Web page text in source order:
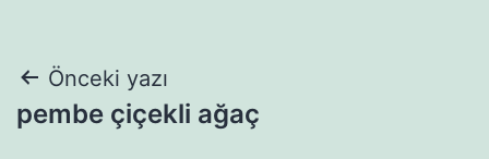
Yazı
gezinmesi
Önceki yazı
pembe çiçekli ağaç